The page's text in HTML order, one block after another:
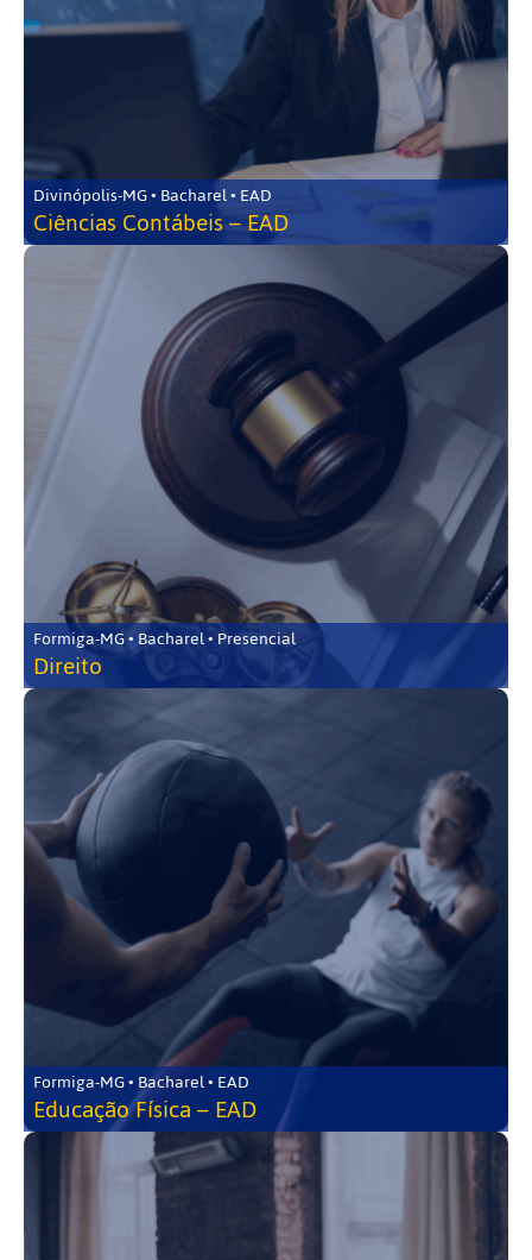
Divinópolis-MG • Bacharel • EAD
Ciências Contábeis – EAD
Formiga-MG • Bacharel • Presencial
Direito
Formiga-MG • Bacharel • EAD
Educação Física – EAD